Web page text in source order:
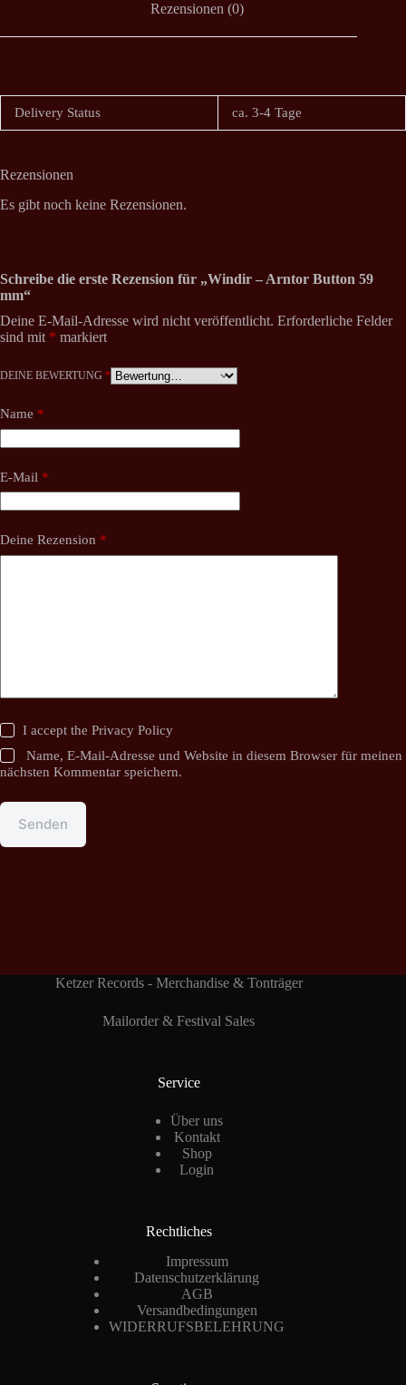
Rezensionen (0)
Delivery Status ca. 3-4 Tage
Rezensionen
Es gibt noch keine Rezensionen.
Schreibe die erste Rezension für „Windir – Arntor Button 59
mm“
Deine E-Mail-Adresse wird nicht veröffentlicht. Erforderliche Felder
sind mit * markiert
DEINE BEWERTUNG *
Name *
E-Mail *
Deine Rezension *
I accept thePrivacy Policy
Name, E-Mail-Adresse und Website in diesem Browser für meinen
nächsten Kommentar speichern.
Senden
Ketzer Records - Merchandise & Tonträger
Mailorder & Festival Sales
Service
Über uns
Kontakt
Shop
Login
Rechtliches
Impressum
Datenschutzerklärung
AGB
Versandbedingungen
WIDERRUFSBELEHRUNG